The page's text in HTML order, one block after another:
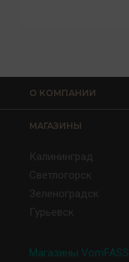
О КОМПАНИИ
МАГАЗИНЫ
Калининград
Светлогорск
Зеленоградск
Гурьевск
Магазины VomFASS